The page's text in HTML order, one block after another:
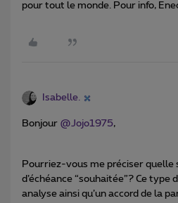
pour tout le monde. Pour info,
Isabelle.
Bonjour @Jojo1975,
Pourriez-vous me préciser quelle
d’échéance “souhaitée”? Ce type
analyse ainsi qu’un accord de la